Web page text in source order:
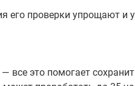
его проверки упрощают и
это помогает